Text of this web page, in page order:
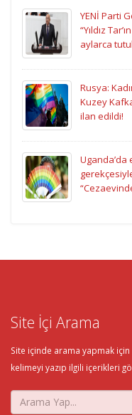
YENİ Parti
“Yıldız
aylarca
Rusya:
Kuzey
ilan edildi!
Uganda’da
Site İçi Arama
Site içinde arama yapmak
kelimeyi yazıp ilgili içerikleri